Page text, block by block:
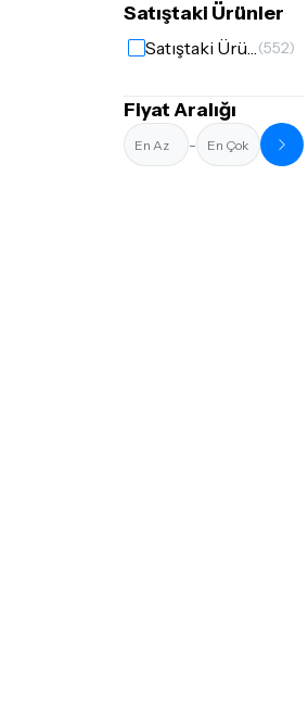
10-56 (2)
10-74 (1)
10 (1)
Satıştaki Ürünler
Satıştaki Ürünler(552)
Fiyat Aralığı
-